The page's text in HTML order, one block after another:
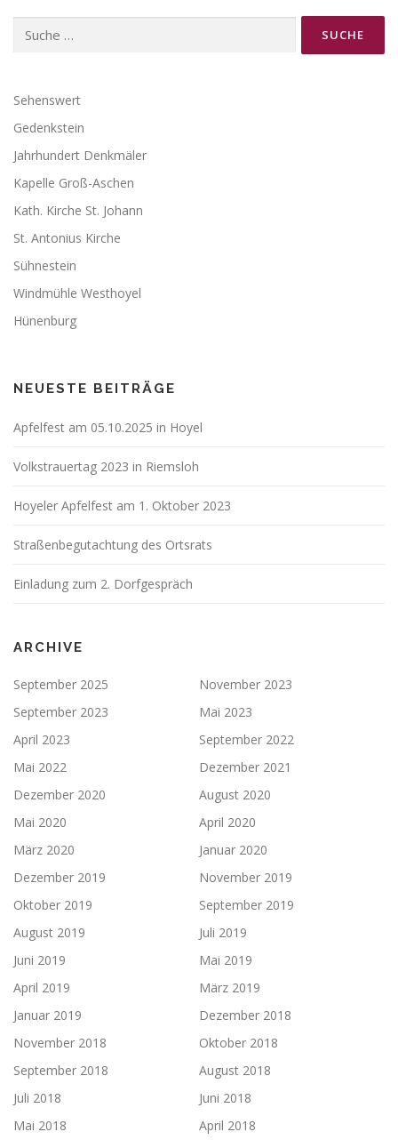
a
v
i
g
a
t
i
o
n
nach:
Sehenswert
Gedenkstein
Jahrhundert Denkmäler
Kapelle Groß-Aschen
Kath. Kirche St. Johann
St. Antonius Kirche
Sühnestein
Windmühle Westhoyel
Hünenburg
NEUESTE BEITRÄGE
Apfelfest am 05.10.2025 in Hoyel
Volkstrauertag 2023 in Riemsloh
Hoyeler Apfelfest am 1. Oktober 2023
Straßenbegutachtung des Ortsrats
Einladung zum 2. Dorfgespräch
ARCHIVE
September 2025
November 2023
September 2023
Mai 2023
April 2023
September 2022
Mai 2022
Dezember 2021
Dezember 2020
August 2020
Mai 2020
April 2020
März 2020
Januar 2020
Dezember 2019
November 2019
Oktober 2019
September 2019
August 2019
Juli 2019
Juni 2019
Mai 2019
April 2019
März 2019
Januar 2019
Dezember 2018
November 2018
Oktober 2018
September 2018
August 2018
Juli 2018
Juni 2018
Mai 2018
April 2018